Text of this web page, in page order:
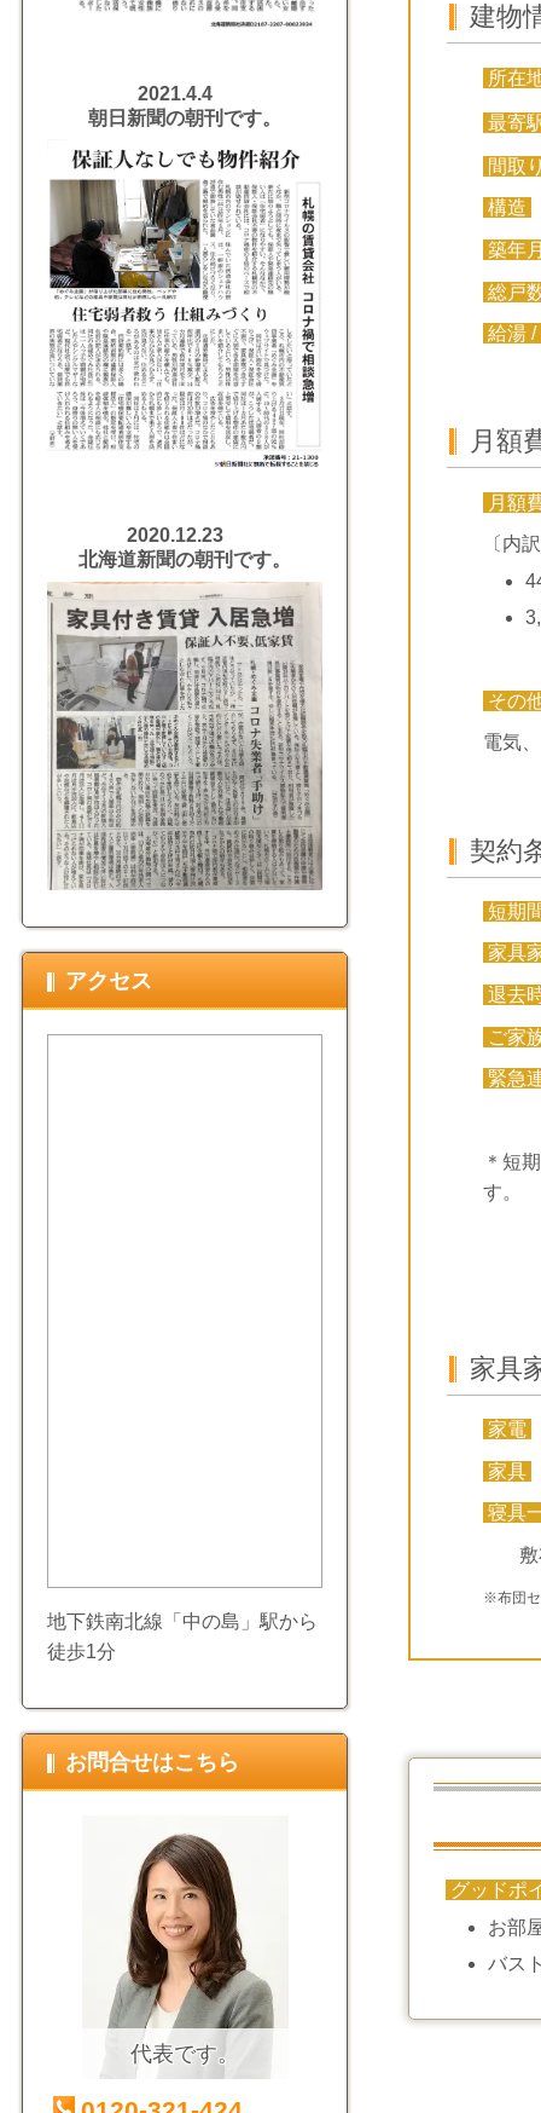
建物
所在
最寄
間取
構造
築年
総戸
給湯
月額
月額
〔内
その
電気
契約
短期
家具
退去
ご家
緊急
＊短
す。
家具
家電
家具
寝具
※布団セ
グッドポ
お部
バス
2021.4.4
朝日新聞の朝刊です。
2020.12.23
北海道新聞の朝刊です。
アクセス
地下鉄南北線「中の島」駅から
徒歩1分
お問合せはこちら
代表です。